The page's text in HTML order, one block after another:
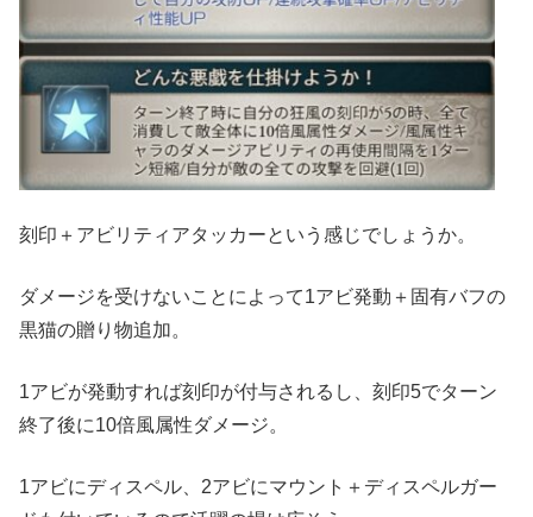
刻印＋アビリティアタッカーという感じでしょうか。
ダメージを受けないことによって1アビ発動＋固有バフの
黒猫の贈り物追加。
1アビが発動すれば刻印が付与されるし、刻印5でターン
終了後に10倍風属性ダメージ。
1アビにディスペル、2アビにマウント＋ディスペルガー